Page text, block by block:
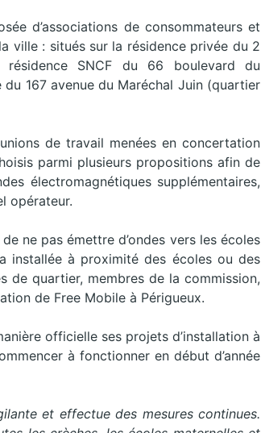
d’associations de consommateurs et
ville : situés sur la résidence privée du 2
SNCF du 66 boulevard du
167 avenue du Maréchal Juin (quartier
de travail menées en concertation
parmi plusieurs propositions afin de
électromagnétiques supplémentaires,
opérateur.
ne pas émettre d’ondes vers les écoles
installée à proximité des écoles ou des
de quartier, membres de la commission,
de Free Mobile à Périgueux.
officielle ses projets d’installation à
à fonctionner en début d’année
et effectue des mesures continues.